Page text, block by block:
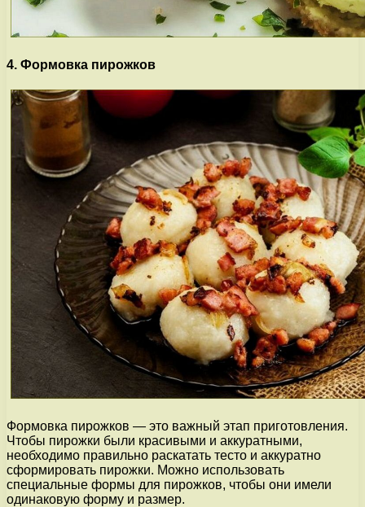
4. Формовка пирожков
Формовка пирожков — это важный этап приготовления.
Чтобы пирожки были красивыми и аккуратными,
необходимо правильно раскатать тесто и аккуратно
сформировать пирожки. Можно использовать
специальные формы для пирожков, чтобы они имели
одинаковую форму и размер.